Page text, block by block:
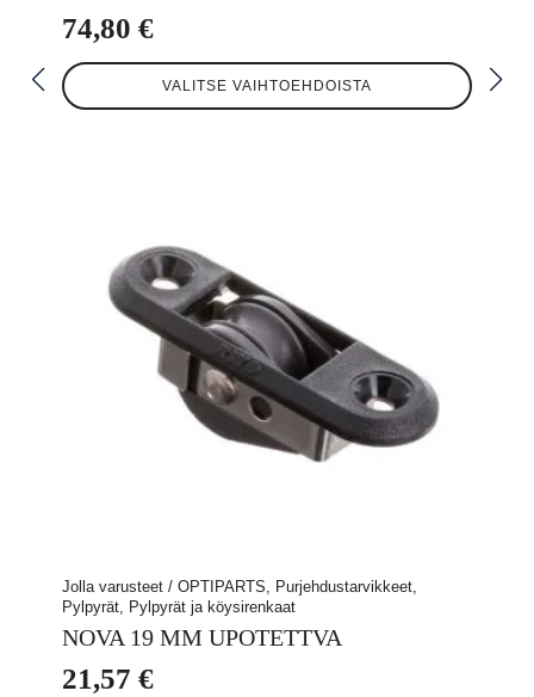
74,80 €
VALITSE VAIHTOEHDOISTA
Tällä
tuotteella
sivulla.
Jolla varusteet / OPTIPARTS, Purjehdustarvikkeet,
Pylpyrät, Pylpyrät ja köysirenkaat
NOVA 19 MM UPOTETTVA
21,57 €